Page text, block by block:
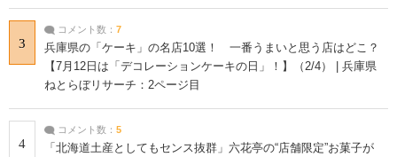
3
コメント数： 7
兵庫県の「ケーキ」の名店10選！ 一番うまいと思う店はどこ？
【7月12日は「デコレーションケーキの日」！】（2/4） | 兵庫県
ねとらぼリサーチ：2ページ目
4
コメント数： 5
「北海道土産としてもセンス抜群」六花亭の“店舗限定”お菓子が